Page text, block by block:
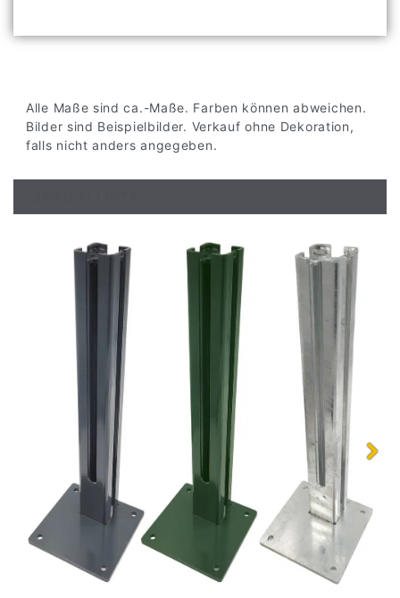
Alle Maße sind ca.-Maße. Farben können abweichen.
Bilder sind Beispielbilder. Verkauf ohne Dekoration,
falls nicht anders angegeben.